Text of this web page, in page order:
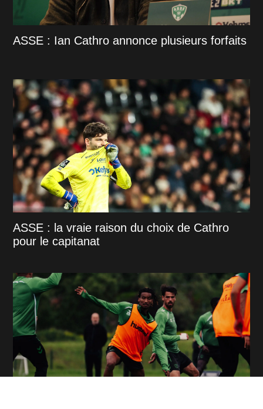
ASSE : Ian Cathro annonce plusieurs forfaits
ASSE : la vraie raison du choix de Cathro
pour le capitanat